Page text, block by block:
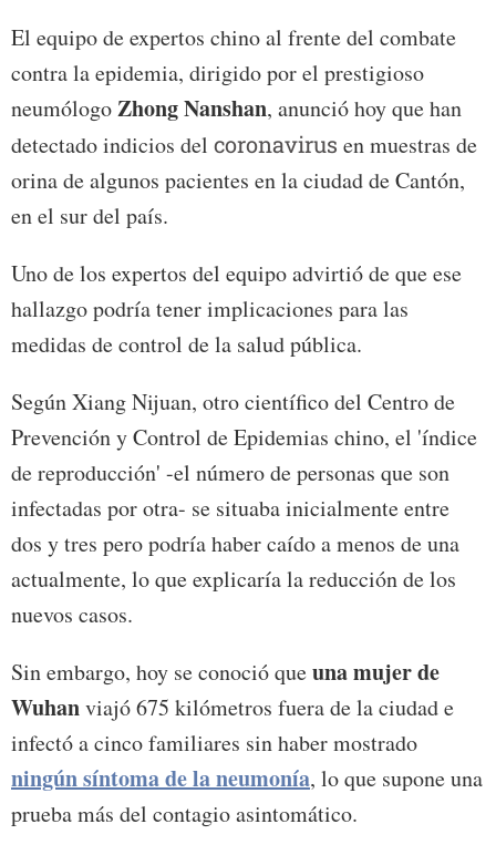
El equipo de expertos chino al frente del combate
contra la epidemia, dirigido por el prestigioso
neumólogoZhong Nanshan, anunció hoy que han
detectado indicios del coronavirus en muestras de
orina de algunos pacientes en la ciudad de Cantón,
en el sur del país.
Uno de los expertos del equipo advirtió de que ese
hallazgo podría tener implicaciones para las
medidas de control de la salud pública.
Según Xiang Nijuan, otro científico del Centro de
Prevención y Control de Epidemias chino, el 'índice
de reproducción' -el número de personas que son
infectadas por otra- se situaba inicialmente entre
dos y tres pero podría haber caído a menos de una
actualmente, lo que explicaría la reducción de los
nuevos casos.
Sin embargo, hoy se conoció queuna mujer de
Wuhanviajó 675 kilómetros fuera de la ciudad e
infectó a cinco familiares sin haber mostrado
ningún síntoma de la neumonía, lo que supone una
prueba más del contagio asintomático.